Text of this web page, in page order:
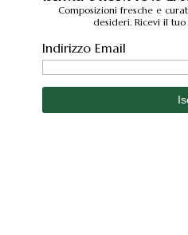
Composizioni fresche e
desideri. Ricevi il
Indirizzo Email